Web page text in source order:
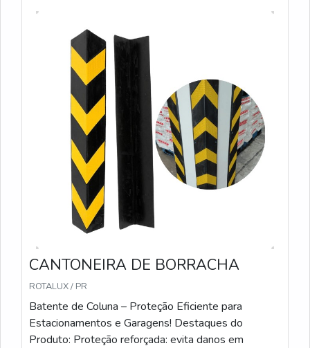
CANTONEIRA DE BORRACHA
ROTALUX / PR
Batente de Coluna – Proteção Eficiente para
Estacionamentos e Garagens! Destaques do
Produto: Proteção reforçada: evita danos em